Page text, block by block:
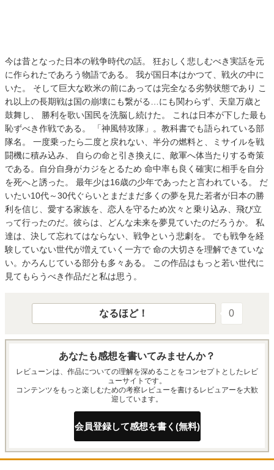
今は昔となった日本の戦争時代の話。 狂おしく悲しむべき実話を元
に作られたであろう物語である。 我が国日本はかつて、戦火の中に
いた。 そして巨大な欧米の前にあっては完全なる劣勢状態であり こ
れ以上の長期戦は国の崩壊にも繋がる…にも関わらず、天皇万歳と
鼓舞し、 勝利を歌い国民を洗脳し続けた。 これは日本が下した最も
恥ずべき作戦である。 「神風特攻隊」。教科書でも語られている部
隊名。 一度乗ったら二度と戻れない、半分の燃料と、ミサイルを戦
闘機に積み込み、 自らの命と引き換えに、敵軍へ体当たりする奇策
である。自分自身がカジをとるため 命中率も良く確実に相手を自分
を死へと誘った。 最年少は16歳の少年であったと言われている。 だ
いたい10代～30代ぐらいとまだまだ多くの夢を見た若者が日本の勝
利を信じ、愛する家族を、恋人を守るため次々と乗り込み、飛び立
って行ったのだ。彼らは、どんな未来を夢見ていたのだろうか。 私
達は、決して忘れてはならない、戦争という悲劇を。 でも戦争を経
験していない世代が増えていく一方で 命の大切さを理解できていな
い。かろんじている部分も多々ある。 この作品はもっと若い世代に
見てもらうべき作品だと私は思う。
なるほど！ 0
あなたも感想を書いてみませんか？
レビューンは、作品についての理解を深めることをコンセプトとしたレビ
ューサイトです。
コンテンツをもっと楽しむための考察レビューを書けるレビュアーを大歓
迎しています。
会員登録して感想を書く(無料)